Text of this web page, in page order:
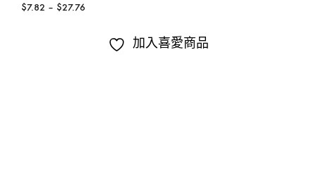
$7.82 – $27.76
加入喜愛商品